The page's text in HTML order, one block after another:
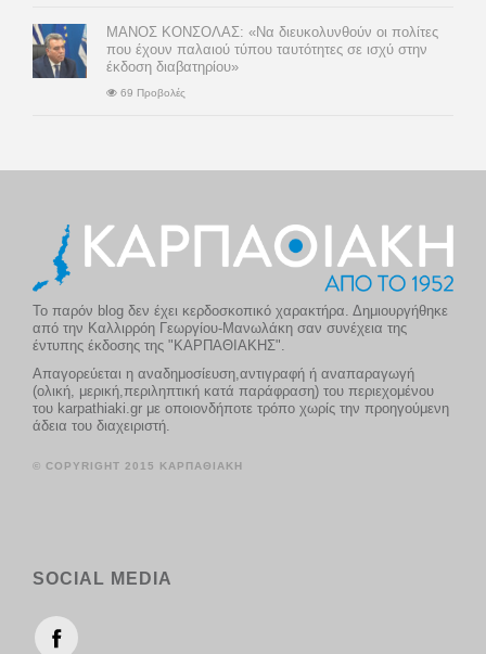
ΜΑΝΟΣ ΚΟΝΣΟΛΑΣ: «Να διευκολυνθούν οι πολίτες
που έχουν παλαιού τύπου ταυτότητες σε ισχύ στην
έκδοση διαβατηρίου»
69 Προβολές
Το παρόν blog δεν έχει κερδοσκοπικό χαρακτήρα. Δημιουργήθηκε
από την Καλλιρρόη Γεωργίου-Μανωλάκη σαν συνέχεια της
έντυπης έκδοσης της "ΚΑΡΠΑΘΙΑΚΗΣ".
Απαγορεύεται η αναδημοσίευση,αντιγραφή ή αναπαραγωγή
(ολική, μερική,περιληπτική κατά παράφραση) του περιεχομένου
του karpathiaki.gr με οποιονδήποτε τρόπο χωρίς την προηγούμενη
άδεια του διαχειριστή.
© COPYRIGHT 2015 ΚΑΡΠΑΘΙΑΚΗ
SOCIAL MEDIA